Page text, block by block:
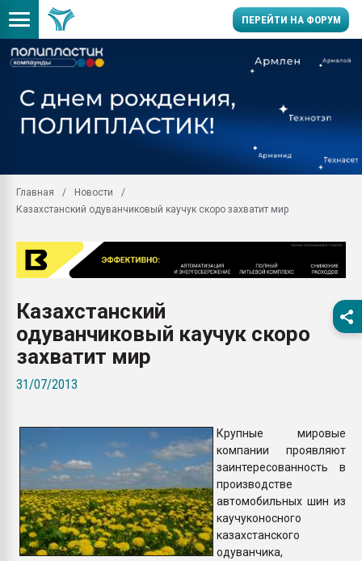
ПЕРЕЙТИ НА ФОРУМ
Вакуум-формовочные
28.07.2026
Всё, что касается
бутылок
Материал
вакуумного
Продам отходы
Главная
Новости
Казахстанский одуванчиковый каучук скоро захватит мир
Казахстанский
одуванчиковый каучук скоро
захватит мир
31/07/2013
Крупные мировые
компании проявляют
заинтересованность в
производстве
автомобильных шин из
каучуконосного
казахстанского
одуванчика,